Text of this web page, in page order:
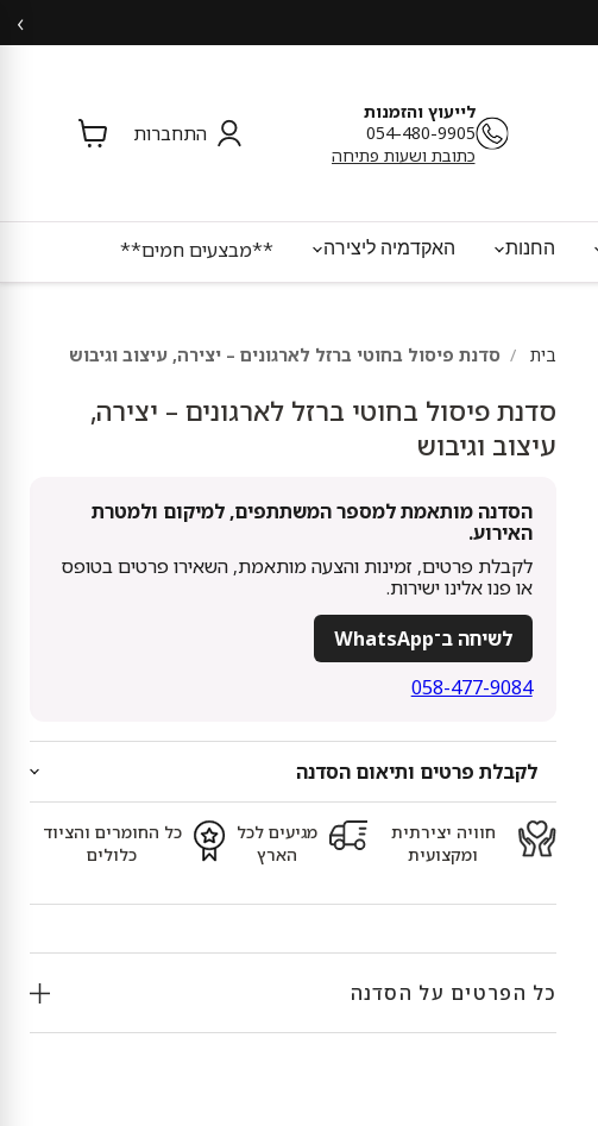
‹
לייעוץ והזמנות
054-480-9905
כתובת ושעות פתיחה
התחברות
צפי
החנות האקדמיה ליצירה **מבצעים חמים**
בית סדנת פיסול בחוטי ברזל לארגונים – יצירה, עיצוב וגיבוש
סדנת פיסול בחוטי ברזל לארגונים – יצירה,
עיצוב וגיבוש
הסדנה מותאמת למספר המשתתפים, למיקום ולמטרת
האירוע.
לקבלת פרטים, זמינות והצעה מותאמת, השאירו פרטים בטופס
או פנו אלינו ישירות.
לשיחה ב־WhatsApp
058-477-9084
לקבלת פרטים ותיאום הסדנה
חוויה יצירתית
ומקצועית
מגיעים לכל
הארץ
כל החומרים והציוד
כלולים
כל הפרטים על הסדנה